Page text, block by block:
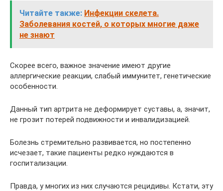
Читайте также: Инфекции скелета.
Заболевания костей, о которых многие даже
не знают
Скорее всего, важное значение имеют другие
аллергические реакции, слабый иммунитет, генетические
особенности.
Данный тип артрита не деформирует суставы, а, значит,
не грозит потерей подвижности и инвалидизацией.
Болезнь стремительно развивается, но постепенно
исчезает, такие пациенты редко нуждаются в
госпитализации.
Правда, у многих из них случаются рецидивы. Кстати, эту